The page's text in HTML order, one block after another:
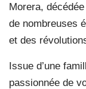
Morera,
de nombreuses
et des
Issue d’une
passionnée de